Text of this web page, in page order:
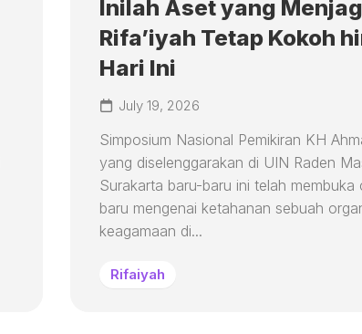
Inilah Aset yang
Rifa’iyah Tetap Kokoh
Hari Ini
July 19, 2026
Simposium Nasional Pemikiran KH
yang diselenggarakan di UIN Raden
Surakarta baru-baru ini telah membuka
baru mengenai ketahanan sebuah
keagamaan di...
Rifaiyah